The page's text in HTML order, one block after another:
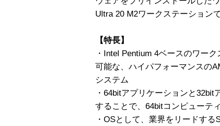
Ultra 20 M2ワークステーション
【特長】
・Intel Pentium 4ベースのワー
可能な、ハイパフォーマンスの
システム
・64bitアプリケーションと
することで、64bitコンピューテ
・OSとして、業界をリードす